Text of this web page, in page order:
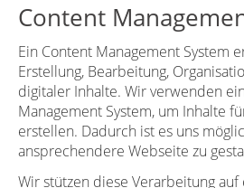
Content
Ein Content Management System
Erstellung, Bearbeitung,
digitaler Inhalte. Wir verwenden
Management System, um Inhalte
erstellen. Dadurch ist es uns
ansprechendere Webseite zu
Wir stützen diese Verarbeitung